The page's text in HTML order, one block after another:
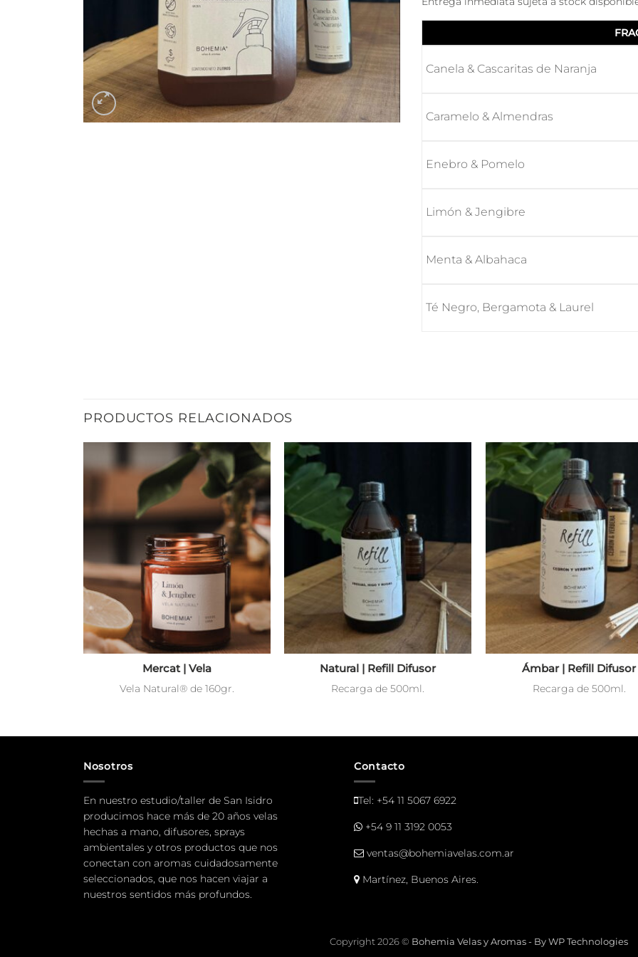
Canela & Cascaritas de Naranja
Caramelo & Almendras
Enebro & Pomelo
Limón & Jengibre
Menta & Albahaca
Té Negro, Bergamota & Laurel
PRODUCTOS RELACIONADOS
Mercat | Vela
Vela Natural® de 160gr.
Natural | Refill Difusor
Recarga de 500ml.
Ámbar | Refill Difusor
Recarga de 500ml.
Nosotros
En nuestro estudio/taller de San Isidro
producimos hace más de 20 años velas
hechas a mano, difusores, sprays
ambientales y otros productos que nos
conectan con aromas cuidadosamente
seleccionados, que nos hacen viajar a
nuestros sentidos más profundos.
Contacto
Tel: +54 11 5067 6922
+54 9 11 3192 0053
ventas@bohemiavelas.com.ar
Martínez, Buenos Aires.
Copyright 2026 © Bohemia Velas y Aromas - By WP Technologies